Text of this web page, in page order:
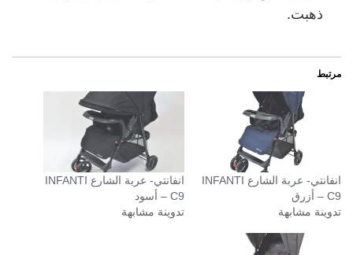
ذهبت.
مرتبط
انفانتي- عربة الشارع INFANTI
C9 – أزرق
تدوينة مشابهة
انفانتي- عربة الشارع INFANTI
C9 – أسود
تدوينة مشابهة